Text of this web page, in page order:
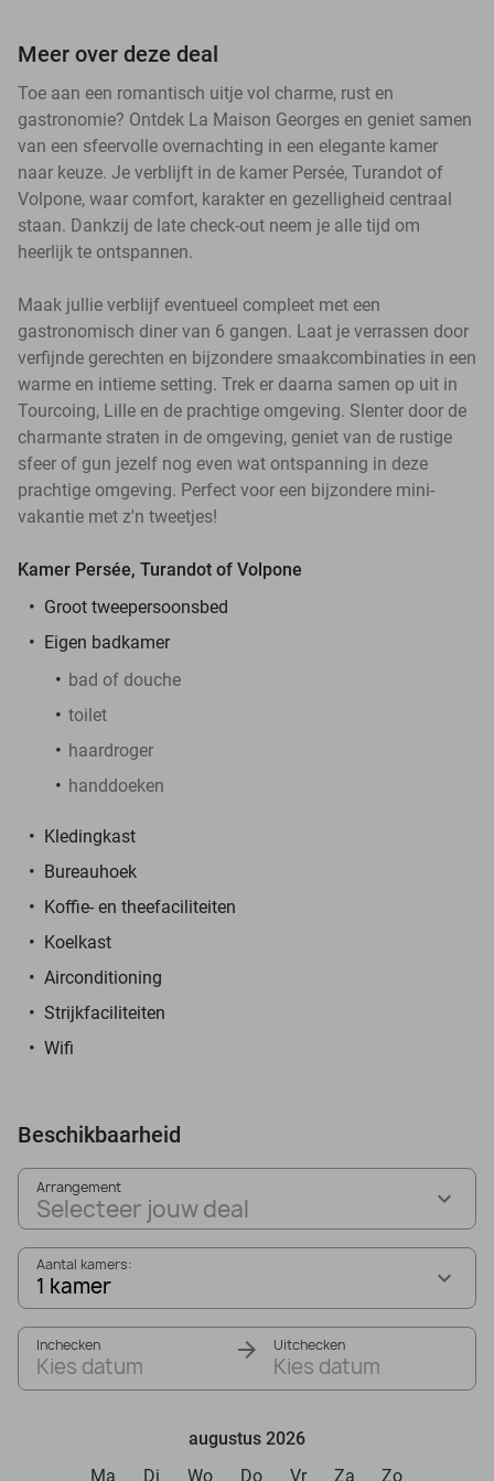
Meer over deze deal
Toe aan een romantisch uitje vol charme, rust en
gastronomie? Ontdek La Maison Georges en geniet samen
van een sfeervolle overnachting in een elegante kamer
naar keuze. Je verblijft in de kamer Persée, Turandot of
Volpone, waar comfort, karakter en gezelligheid centraal
staan. Dankzij de late check-out neem je alle tijd om
heerlijk te ontspannen.
Maak jullie verblijf eventueel compleet met een
gastronomisch diner van 6 gangen. Laat je verrassen door
verfijnde gerechten en bijzondere smaakcombinaties in een
warme en intieme setting. Trek er daarna samen op uit in
Tourcoing, Lille en de prachtige omgeving. Slenter door de
charmante straten in de omgeving, geniet van de rustige
sfeer of gun jezelf nog even wat ontspanning in deze
prachtige omgeving. Perfect voor een bijzondere mini-
vakantie met z'n tweetjes!
Kamer Persée, Turandot of Volpone
Groot tweepersoonsbed
Eigen badkamer
bad of douche
toilet
haardroger
handdoeken
Kledingkast
Bureauhoek
Koffie- en theefaciliteiten
Koelkast
Airconditioning
Strijkfaciliteiten
Wifi
Beschikbaarheid
Arrangement
Selecteer jouw deal
Aantal kamers:
1 kamer
Inchecken
Kies datum
Uitchecken
Kies datum
augustus 2026
Ma
Di Wo Do Vr Za Zo